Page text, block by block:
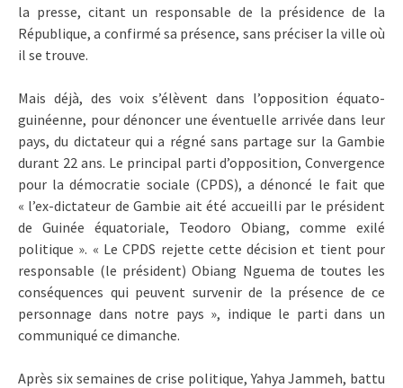
la presse, citant un responsable de la présidence de la
République, a confirmé sa présence, sans préciser la ville où
il se trouve.
Mais déjà, des voix s’élèvent dans l’opposition équato-
guinéenne, pour dénoncer une éventuelle arrivée dans leur
pays, du dictateur qui a régné sans partage sur la Gambie
durant 22 ans. Le principal parti d’opposition, Convergence
pour la démocratie sociale (CPDS), a dénoncé le fait que
« l’ex-dictateur de Gambie ait été accueilli par le président
de Guinée équatoriale, Teodoro Obiang, comme exilé
politique ». « Le CPDS rejette cette décision et tient pour
responsable (le président) Obiang Nguema de toutes les
conséquences qui peuvent survenir de la présence de ce
personnage dans notre pays », indique le parti dans un
communiqué ce dimanche.
Après six semaines de crise politique, Yahya Jammeh, battu